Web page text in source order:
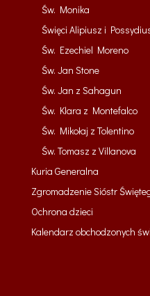
Św. Monika
Święci Alipiusz i
Św. Ezechiel Moreno
Św. Jan Stone
Św. Jan z Sahagun
Św. Klara z Montefalco
Św. Mikołaj z Tolentino
Św. Tomasz z Villanova
Kuria Generalna
Zgromadzenie Sióstr
Ochrona dzieci
Kalendarz obchodzonych